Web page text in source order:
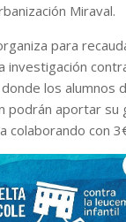
Miraval.
para
investigación
los alumnos
podrán aportar su
colaborando con